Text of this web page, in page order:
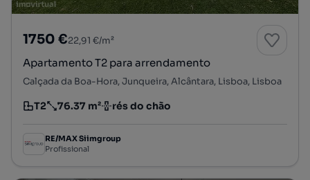
1750 €22,91 €/m²
Apartamento T2 para arrendamento
Calçada da Boa-Hora, Junqueira, Alcântara, Lisboa, Lisboa
Tipologia
T2
Preço por metro quadrado
76.37 m²
Andar rés do chão
RE/MAX Siimgroup
Profissional